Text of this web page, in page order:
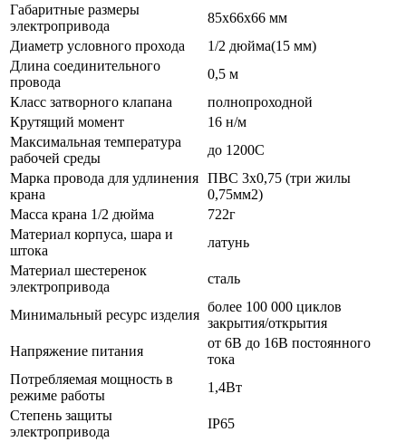
Габаритные размеры
электропривода
85х66х66 мм
Диаметр условного прохода
1/2 дюйма(15 мм)
Длина соединительного
провода
0,5 м
Класс затворного клапана
полнопроходной
Крутящий момент
16 н/м
Максимальная температура
рабочей среды
до 1200С
Марка провода для удлинения
крана
ПВС 3х0,75 (три жилы
0,75мм2)
Масса крана 1/2 дюйма
722г
Материал корпуса, шара и
штока
латунь
Материал шестеренок
электропривода
сталь
Минимальный ресурс изделия
более 100 000 циклов
закрытия/открытия
Напряжение питания
от 6В до 16В постоянного
тока
Потребляемая мощность в
режиме работы
1,4Вт
Степень защиты
электропривода
ІР65